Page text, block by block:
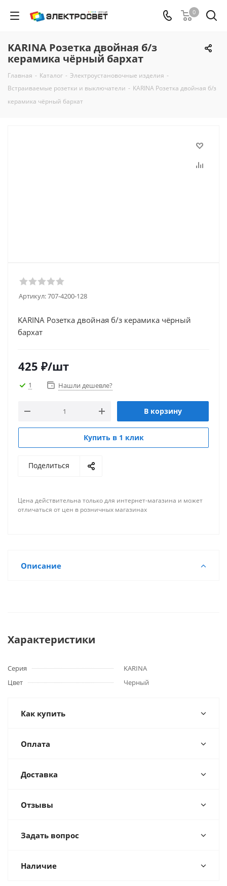
0
KARINA Розетка двойная б/з
керамика чёрный бархат
Главная - Каталог - Электроустановочные изделия -
Встраиваемые розетки и выключатели - KARINA Розетка двойная б/з
керамика чёрный бархат
Артикул:707-4200-128
KARINA Розетка двойная б/з керамика чёрный
бархат
425 ₽/шт
1 Нашли дешевле?
В корзину
Купить в 1 клик
Поделиться
Цена действительна только для интернет-магазина и может
отличаться от цен в розничных магазинах
Описание
Характеристики
Серия
KARINA
Цвет
Черный
Как купить
Оплата
Доставка
Отзывы
Задать вопрос
Наличие